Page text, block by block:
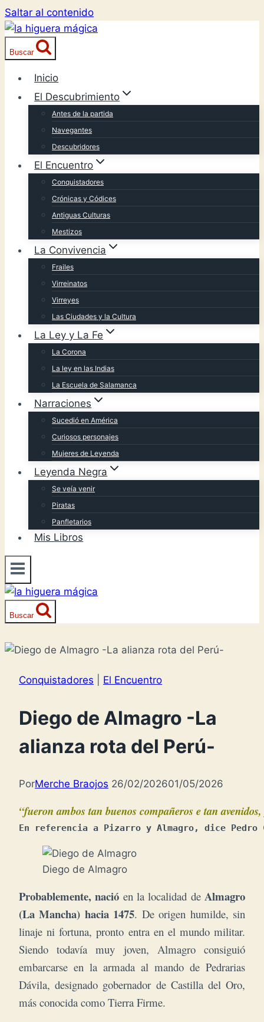
Saltar al contenido
Buscar
Inicio
El Descubrimiento
Antes de la partida
Navegantes
Descubridores
El Encuentro
Conquistadores
Crónicas y Códices
Antiguas Culturas
Mestizos
La Convivencia
Frailes
Virreinatos
Virreyes
Las Ciudades y la Cultura
La Ley y La Fe
La Corona
La ley en las Indias
La Escuela de Salamanca
Narraciones
Sucedió en América
Curiosos personajes
Mujeres de Leyenda
Leyenda Negra
Se veía venir
Piratas
Panfletarios
Mis Libros
Buscar
Conquistadores El Encuentro
Diego de Almagro -La
alianza rota del Perú-
PorMerche Braojos 26/02/202601/05/2026
“fueron ambos tan buenos compañeros e tan
En referencia a Pizarro y Almagro, dice Pedro
Diego de Almagro
Probablemente, nació en la localidad deAlmagro
(La Mancha) hacia 1475. De origen humilde, sin
linaje ni fortuna, pronto entra en el mundo militar.
Siendo todavía muy joven, Almagro consiguió
embarcarse en la armada al mando de Pedrarias
Dávila, designado gobernador de Castilla del Oro,
más conocida como Tierra Firme.